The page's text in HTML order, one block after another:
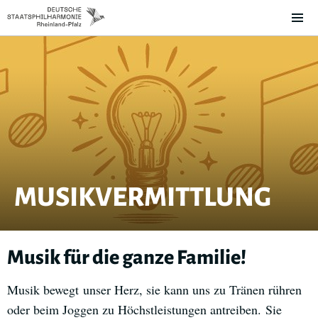
MUSIKVERMITTLUNG
Musik für die ganze Familie!
Musik bewegt unser Herz, sie kann uns zu Tränen rühren
oder beim Joggen zu Höchstleistungen antreiben. Sie